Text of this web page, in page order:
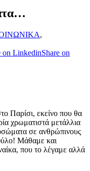
,
on LinkedinShare on
Παρίσι, εκείνο που θα
χρωματιστά μετάλλια
σε ανθρώπινους
Μάθαμε και
που το λέγαμε αλλά